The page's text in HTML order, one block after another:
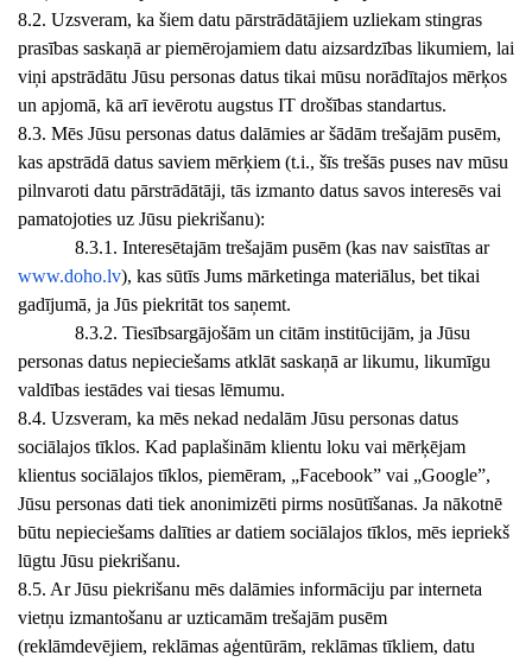
8.2. Uzsveram, ka šiem datu pārstrādātājiem uzliekam stingras
prasības saskaņā ar piemērojamiem datu aizsardzības likumiem, lai
viņi apstrādātu Jūsu personas datus tikai mūsu norādītajos mērķos
un apjomā, kā arī ievērotu augstus IT drošības standartus.
8.3. Mēs Jūsu personas datus dalāmies ar šādām trešajām pusēm,
kas apstrādā datus saviem mērķiem (t.i., šīs trešās puses nav mūsu
pilnvaroti datu pārstrādātāji, tās izmanto datus savos interesēs vai
pamatojoties uz Jūsu piekrišanu):
8.3.1. Interesētajām trešajām pusēm (kas nav saistītas ar
www.doho.lv), kas sūtīs Jums mārketinga materiālus, bet tikai
gadījumā, ja Jūs piekritāt tos saņemt.
8.3.2. Tiesībsargājošām un citām institūcijām, ja Jūsu
personas datus nepieciešams atklāt saskaņā ar likumu, likumīgu
valdības iestādes vai tiesas lēmumu.
8.4. Uzsveram, ka mēs nekad nedalām Jūsu personas datus
sociālajos tīklos. Kad paplašinām klientu loku vai mērķējam
klientus sociālajos tīklos, piemēram, „Facebook” vai „Google”,
Jūsu personas dati tiek anonimizēti pirms nosūtīšanas. Ja nākotnē
būtu nepieciešams dalīties ar datiem sociālajos tīklos, mēs iepriekš
lūgtu Jūsu piekrišanu.
8.5. Ar Jūsu piekrišanu mēs dalāmies informāciju par interneta
vietņu izmantošanu ar uzticamām trešajām pusēm
(reklāmdevējiem, reklāmas aģentūrām, reklāmas tīkliem, datu